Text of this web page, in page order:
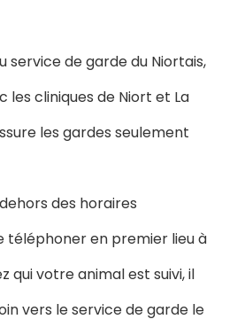
service de garde du Niortais,
cliniques de Niort et La
les gardes seulement
des horaires
téléphoner en premier lieu à
qui votre animal est suivi, il
vers le service de garde le